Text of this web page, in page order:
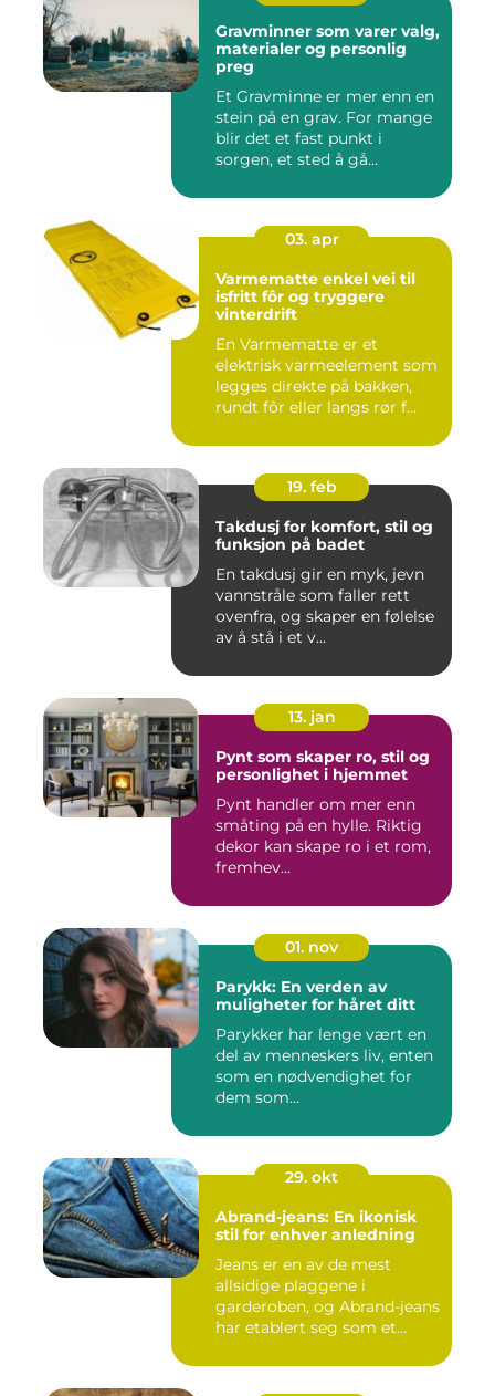
Gravminner som varer valg,
materialer og personlig
preg
Et Gravminne er mer enn en
stein på en grav. For mange
blir det et fast punkt i
sorgen, et sted å gå...
03. apr
Varmematte enkel vei til
isfritt fôr og tryggere
vinterdrift
En Varmematte er et
elektrisk varmeelement som
legges direkte på bakken,
rundt fôr eller langs rør f...
19. feb
Takdusj for komfort, stil og
funksjon på badet
En takdusj gir en myk, jevn
vannstråle som faller rett
ovenfra, og skaper en følelse
av å stå i et v...
13. jan
Pynt som skaper ro, stil og
personlighet i hjemmet
Pynt handler om mer enn
småting på en hylle. Riktig
dekor kan skape ro i et rom,
fremhev...
01. nov
Parykk: En verden av
muligheter for håret ditt
Parykker har lenge vært en
del av menneskers liv, enten
som en nødvendighet for
dem som...
29. okt
Abrand-jeans: En ikonisk
stil for enhver anledning
Jeans er en av de mest
allsidige plaggene i
garderoben, og Abrand-jeans
har etablert seg som et